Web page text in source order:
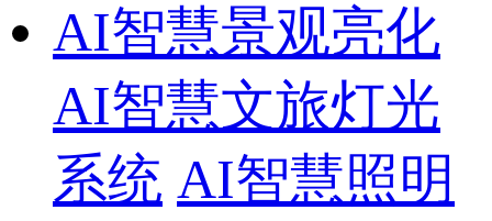
AI智慧景观亮化
AI智慧文旅灯光
系统 AI智慧照明